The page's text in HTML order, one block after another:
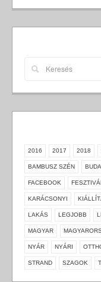
2016 2017 2018
BAMBUSZ SZÉN
FACEBOOK FESZTIVÁL
KARÁCSONYI
LAKÁS LEGJOBB
MAGYAR
NYÁR NYÁRI
STRAND SZAGOK